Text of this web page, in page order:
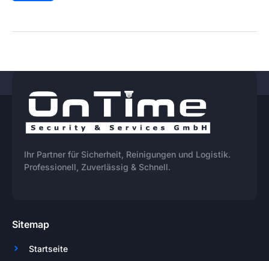
Ihr Partner für Sicherheit, Reinigungen und Logistik.
Professionell, Zuverlässig & Schnell.
Sitemap
Startseite